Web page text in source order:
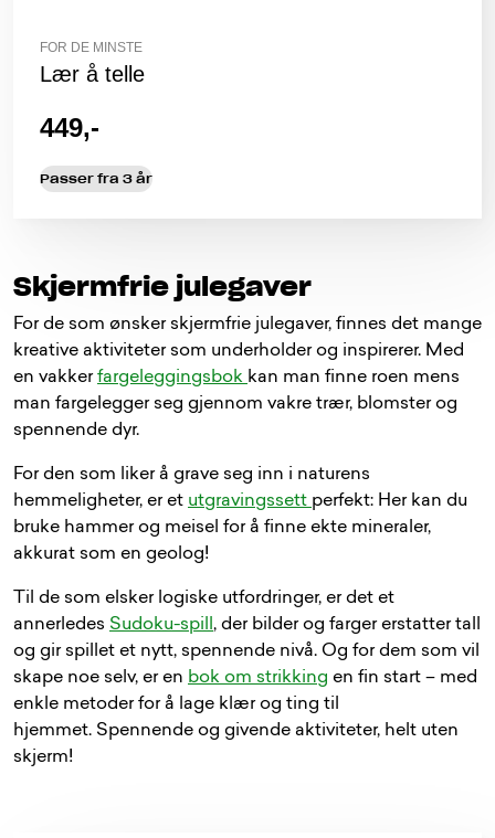
FOR DE MINSTE
Lær å telle
449,-
Passer fra 3 år
Skjermfrie julegaver
For de som ønsker skjermfrie julegaver, finnes det mange
kreative aktiviteter som underholder og inspirerer. Med
en vakkerfargeleggingsbok kan man finne roen mens
man fargelegger seg gjennom vakre trær, blomster og
spennende dyr.
For den som liker å grave seg inn i naturens
hemmeligheter, er et utgravingssett perfekt: Her kan du
bruke hammer og meisel for å finne ekte mineraler,
akkurat som en geolog!
Til de som elsker logiske utfordringer, er det et
annerledes Sudoku-spill, der bilder og farger erstatter tall
og gir spillet et nytt, spennende nivå. Og for dem som vil
skape noe selv, er en bok om strikking en fin start – med
enkle metoder for å lage klær og ting til
hjemmet. Spennende og givende aktiviteter, helt uten
skjerm!